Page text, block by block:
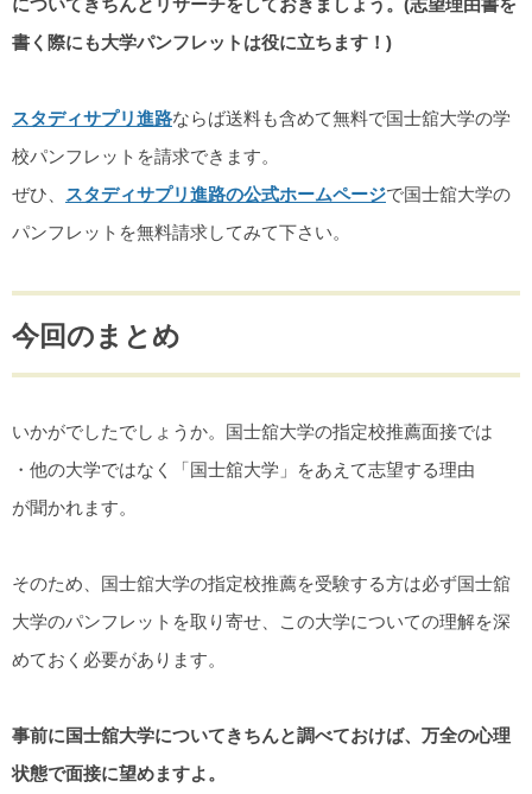
についてきちんとリサーチをしておきましょう。(志望理由書を
書く際にも大学パンフレットは役に立ちます！)
スタディサプリ進路ならば送料も含めて無料で国士舘大学の学
校パンフレットを請求できます。
ぜひ、 スタディサプリ進路の公式ホームページで国士舘大学の
パンフレットを無料請求してみて下さい。
今回のまとめ
いかがでしたでしょうか。国士舘大学の指定校推薦面接では
・他の大学ではなく「国士舘大学」をあえて志望する理由
が聞かれます。
そのため、国士舘大学の指定校推薦を受験する方は必ず国士舘
大学のパンフレットを取り寄せ、この大学についての理解を深
めておく必要があります。
事前に国士舘大学についてきちんと調べておけば、万全の心理
状態で面接に望めますよ。